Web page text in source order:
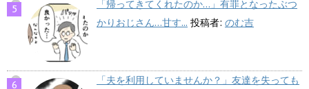
「帰ってきてくれたのか…」有罪となったぶつ
かりおじさん…甘す... 投稿者: のむ吉
「夫を利用していませんか？」友達を失っても